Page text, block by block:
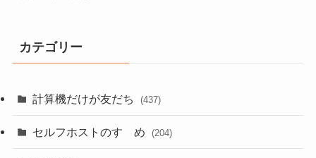
カテゴリー
計算機だけが友だち (437)
セルフホストのすゝめ (204)